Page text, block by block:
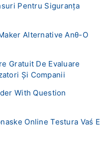
Pentru Siguranța
Alternative Anθ-O
Gratuit De Evaluare
Și Companii
With Question
Online Testura Vaś E